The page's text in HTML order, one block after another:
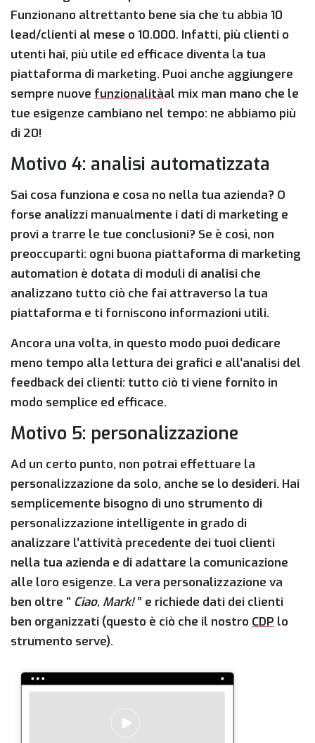
Funzionano altrettanto bene sia che tu abbia 10
lead/clienti al mese o 10.000. Infatti, più clienti o
utenti hai, più utile ed efficace diventa la tua
piattaforma di marketing. Puoi anche aggiungere
sempre nuove funzionalitàal mix man mano che le
tue esigenze cambiano nel tempo: ne abbiamo più
di 20!
Motivo 4: analisi automatizzata
Sai cosa funziona e cosa no nella tua azienda? O
forse analizzi manualmente i dati di marketing e
provi a trarre le tue conclusioni? Se è così, non
preoccuparti: ogni buona piattaforma di marketing
automation è dotata di moduli di analisi che
analizzano tutto ciò che fai attraverso la tua
piattaforma e ti forniscono informazioni utili.
Ancora una volta, in questo modo puoi dedicare
meno tempo alla lettura dei grafici e all’analisi del
feedback dei clienti: tutto ciò ti viene fornito in
modo semplice ed efficace.
Motivo 5: personalizzazione
Ad un certo punto, non potrai effettuare la
personalizzazione da solo, anche se lo desideri. Hai
semplicemente bisogno di uno strumento di
personalizzazione intelligente in grado di
analizzare l’attività precedente dei tuoi clienti
nella tua azienda e di adattare la comunicazione
alle loro esigenze. La vera personalizzazione va
ben oltre “ Ciao, Mark!” e richiede dati dei clienti
ben organizzati (questo è ciò che il nostro CDP lo
strumento serve).